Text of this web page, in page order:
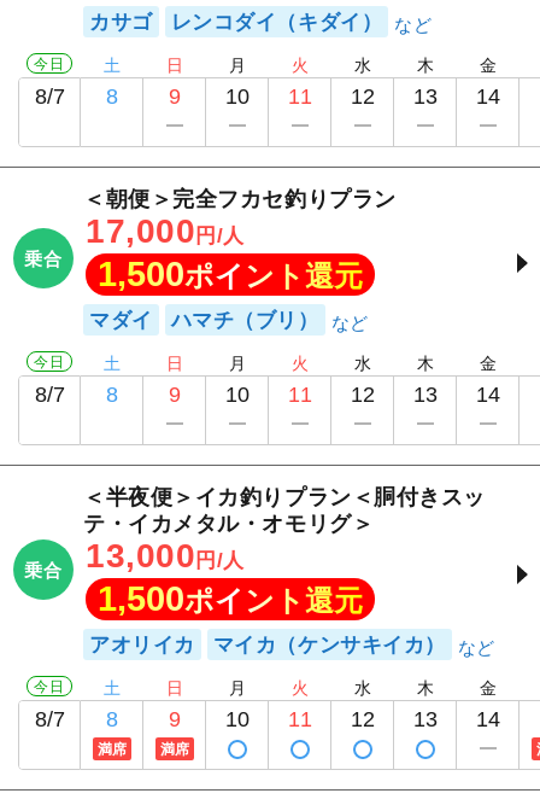
カサゴ レンコダイ（キダイ）
今日
8/7
土
8
日
9
月
10
火
11
水
12
木
13
金
14
乗合
＜朝便＞完全フカセ釣りプラン
17,000 円/人
1,500ポイント還元
マダイ ハマチ（ブリ）
今日
8/7
土
8
日
9
月
10
火
11
水
12
木
13
金
14
乗合
＜半夜便＞イカ釣りプラン＜胴付きスッ
テ・イカメタル・オモリグ＞
13,000 円/人
1,500ポイント還元
アオリイカ マイカ（ケンサキイカ）
今日
8/7
土
8
満席
日
9
満席
月
10
火
11
水
12
木
13
金
14